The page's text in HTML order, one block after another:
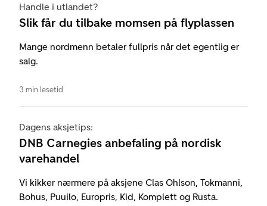
Handle i utlandet?
Slik får du tilbake momsen på flyplassen
Mange nordmenn betaler fullpris når det egentlig er
salg.
3 min lesetid
Dagens aksjetips:
DNB Carnegies anbefaling på nordisk
varehandel
Vi kikker nærmere på aksjene Clas Ohlson, Tokmanni,
Bohus, Puuilo, Europris, Kid, Komplett og Rusta.